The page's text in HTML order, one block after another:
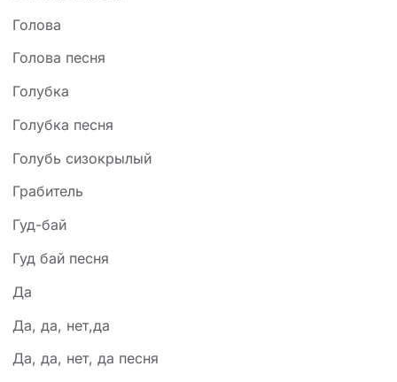
Голова
Голова песня
Голубка
Голубка песня
Голубь сизокрылый
Грабитель
Гуд-бай
Гуд бай песня
Да
Да, да, нет,да
Да, да, нет, да песня